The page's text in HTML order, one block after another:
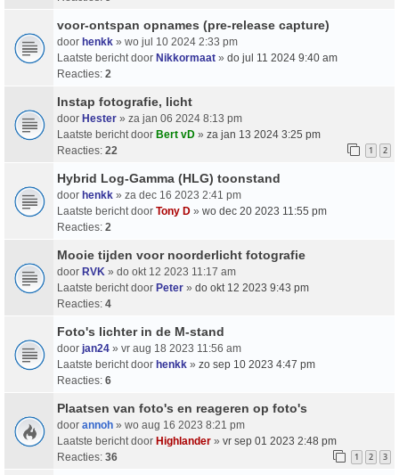
voor-ontspan opnames (pre-release capture)
door henkk » wo jul 10 2024 2:33 pm
Laatste bericht door Nikkormaat » do jul 11 2024 9:40 am
Reacties: 2
Instap fotografie, licht
door Hester » za jan 06 2024 8:13 pm
Laatste bericht door Bert vD » za jan 13 2024 3:25 pm
Reacties: 22 1 2
Hybrid Log-Gamma (HLG) toonstand
door henkk » za dec 16 2023 2:41 pm
Laatste bericht door Tony D » wo dec 20 2023 11:55 pm
Reacties: 2
Mooie tijden voor noorderlicht fotografie
door RVK » do okt 12 2023 11:17 am
Laatste bericht door Peter » do okt 12 2023 9:43 pm
Reacties: 4
Foto's lichter in de M-stand
door jan24 » vr aug 18 2023 11:56 am
Laatste bericht door henkk » zo sep 10 2023 4:47 pm
Reacties: 6
Plaatsen van foto's en reageren op foto's
door annoh » wo aug 16 2023 8:21 pm
Laatste bericht door Highlander » vr sep 01 2023 2:48 pm
Reacties: 36 1 2 3